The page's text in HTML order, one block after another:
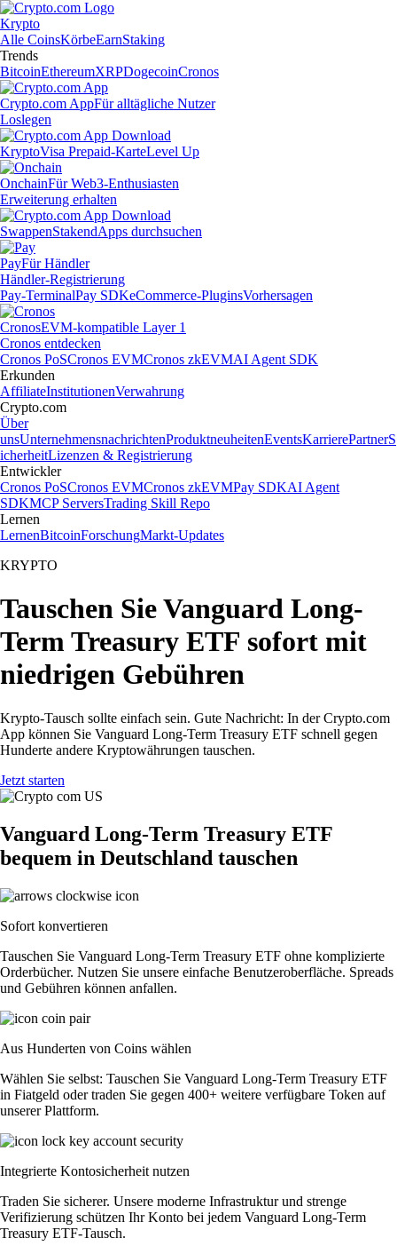
Krypto
Alle CoinsKörbeEarnStaking
Trends
BitcoinEthereumXRPDogecoinCronos
Crypto.com AppFür alltägliche Nutzer
Loslegen
KryptoVisa Prepaid-KarteLevel Up
OnchainFür Web3-Enthusiasten
Erweiterung erhalten
SwappenStakendApps durchsuchen
PayFür Händler
Händler-Registrierung
Pay-TerminalPay SDKeCommerce-PluginsVorhersagen
CronosEVM-kompatible Layer 1
Cronos entdecken
Cronos PoSCronos EVMCronos zkEVMAI Agent SDK
Erkunden
AffiliateInstitutionenVerwahrung
Crypto.com
Über
unsUnternehmensnachrichtenProduktneuheitenEventsKarrierePartnerS
icherheitLizenzen & Registrierung
Entwickler
Cronos PoSCronos EVMCronos zkEVMPay SDKAI Agent
SDKMCP ServersTrading Skill Repo
Lernen
LernenBitcoinForschungMarkt-Updates
KRYPTO
Tauschen Sie Vanguard Long-
Term Treasury ETF sofort mit
niedrigen Gebühren
Krypto-Tausch sollte einfach sein. Gute Nachricht: In der Crypto.com
App können Sie Vanguard Long-Term Treasury ETF schnell gegen
Hunderte andere Kryptowährungen tauschen.
Jetzt starten
Vanguard Long-Term Treasury ETF
bequem in Deutschland tauschen
Sofort konvertieren
Tauschen Sie Vanguard Long-Term Treasury ETF ohne komplizierte
Orderbücher. Nutzen Sie unsere einfache Benutzeroberfläche. Spreads
und Gebühren können anfallen.
Aus Hunderten von Coins wählen
Wählen Sie selbst: Tauschen Sie Vanguard Long-Term Treasury ETF
in Fiatgeld oder traden Sie gegen 400+ weitere verfügbare Token auf
unserer Plattform.
Integrierte Kontosicherheit nutzen
Traden Sie sicherer. Unsere moderne Infrastruktur und strenge
Verifizierung schützen Ihr Konto bei jedem Vanguard Long-Term
Treasury ETF-Tausch.